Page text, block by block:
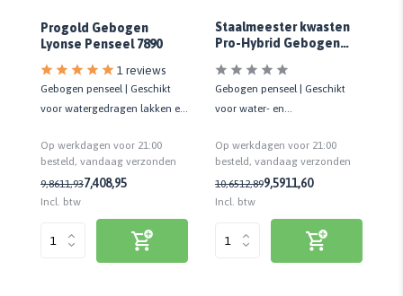
Progold Gebogen
Lyonse Penseel 7890
1 reviews
Gebogen penseel | Geschikt
voor watergedragen lakken en
Op werkdagen voor 21:00
besteld, vandaag verzonden
9,8611,937,408,95
Incl. btw
Staalmeester kwasten
Pro-Hybrid Gebogen
Gebogen penseel | Geschikt
voor water- en
Kwaliteit prof.
Op werkdagen voor 21:00
besteld, vandaag verzonden
10,6512,899,5911,60
Incl. btw